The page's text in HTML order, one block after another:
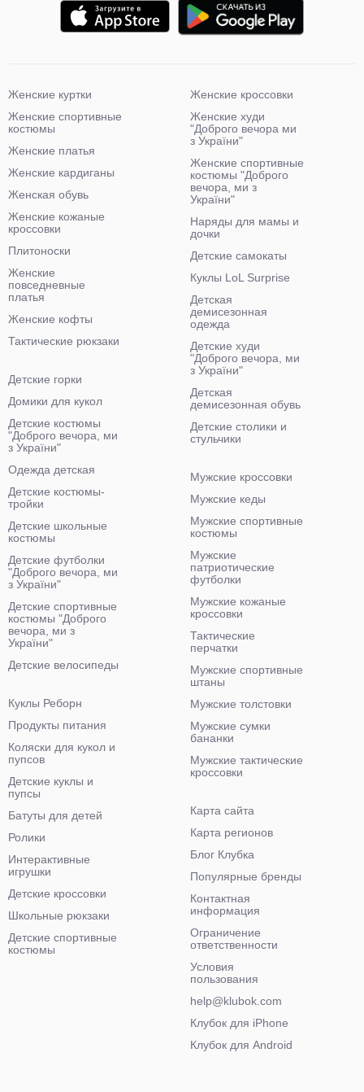
Женские куртки
Женские спортивные
костюмы
Женские платья
Женские кардиганы
Женская обувь
Женские кожаные
кроссовки
Плитоноски
Женские
повседневные
платья
Женские кофты
Тактические рюкзаки
Женские кроссовки
Женские худи
"Доброго вечора ми
з України"
Женские спортивные
костюмы "Доброго
вечора, ми з
України"
Наряды для мамы и
дочки
Детские самокаты
Куклы LoL Surprise
Детская
демисезонная
одежда
Детские худи
"Доброго вечора, ми
з України"
Детская
демисезонная обувь
Детские столики и
стульчики
Детские горки
Домики для кукол
Детские костюмы
"Доброго вечора, ми
з України"
Одежда детская
Детские костюмы-
тройки
Детские школьные
костюмы
Детские футболки
"Доброго вечора, ми
з України"
Детские спортивные
костюмы "Доброго
вечора, ми з
України"
Детские велосипеды
Мужские кроссовки
Мужские кеды
Мужские спортивные
костюмы
Мужские
патриотические
футболки
Мужские кожаные
кроссовки
Тактические
перчатки
Мужские спортивные
штаны
Мужские толстовки
Мужские сумки
бананки
Мужские тактические
кроссовки
Куклы Реборн
Продукты питания
Коляски для кукол и
пупсов
Детские куклы и
пупсы
Батуты для детей
Ролики
Интерактивные
игрушки
Детские кроссовки
Школьные рюкзаки
Детские спортивные
костюмы
Карта сайта
Карта регионов
Блог Клубка
Популярные бренды
Контактная
информация
Ограничение
ответственности
Условия
пользования
help@klubok.com
Клубок для iPhone
Клубок для Android